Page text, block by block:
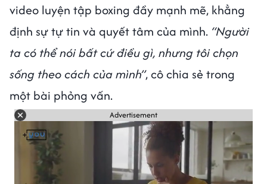
video luyện tập boxing đầy mạnh mẽ, khẳng
định sự tự tin và quyết tâm của mình. “Người
ta có thể nói bất cứ điều gì, nhưng tôi chọn
sống theo cách của mình”, cô chia sẻ trong
một bài phỏng vấn.
Advertisement